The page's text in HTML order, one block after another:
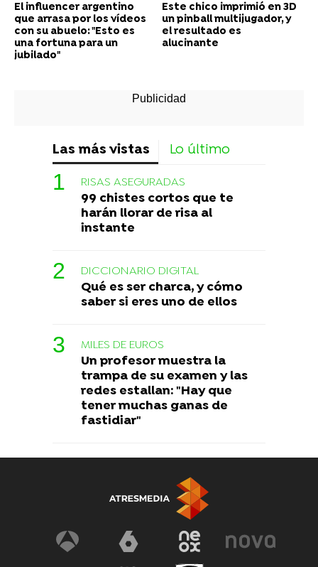
El influencer argentino
que arrasa por los vídeos
con su abuelo: "Esto es
una fortuna para un
jubilado"
Este chico imprimió en 3D
un pinball multijugador, y
el resultado es
alucinante
Las más vistas Lo último
RISAS ASEGURADAS
99 chistes cortos que te
harán llorar de risa al
instante
DICCIONARIO DIGITAL
Qué es ser charca, y cómo
saber si eres uno de ellos
MILES DE EUROS
Un profesor muestra la
trampa de su examen y las
redes estallan: "Hay que
tener muchas ganas de
fastidiar"